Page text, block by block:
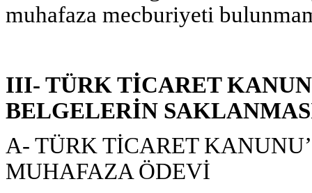
muhafaza mecburiyeti
III- TÜRK TİCARET
BELGELERİN
A- TÜRK TİCARET
MUHAFAZA ÖDEVİ